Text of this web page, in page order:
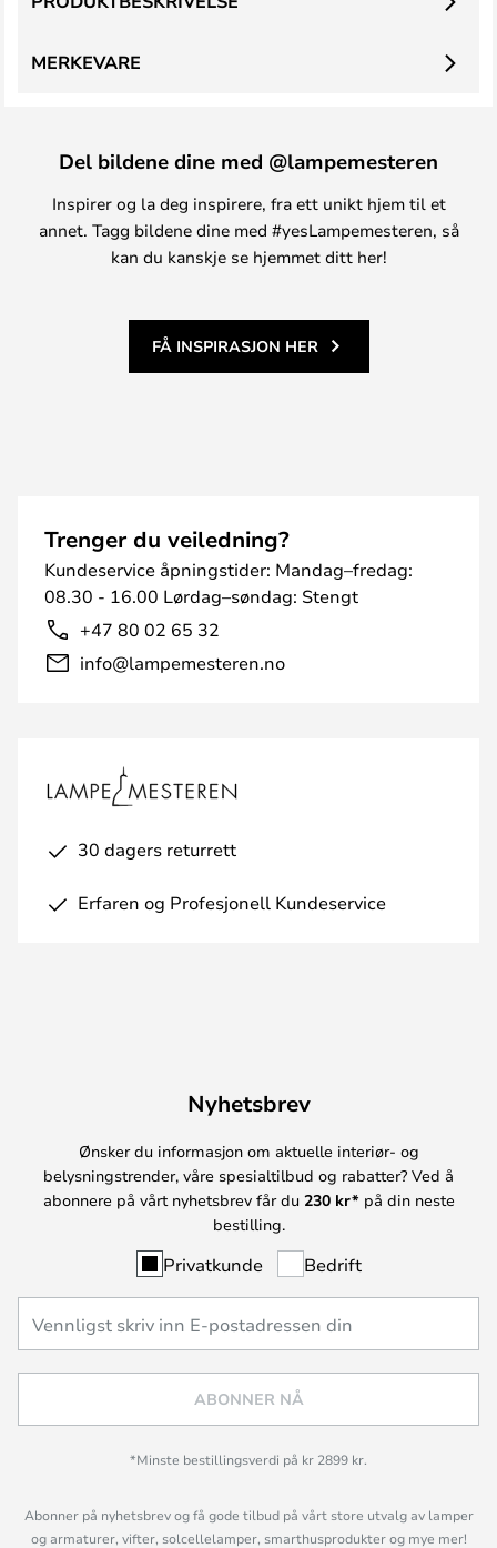
MERKEVARE
Del bildene dine med @lampemesteren
Inspirer og la deg inspirere, fra ett unikt hjem til et
annet. Tagg bildene dine med #yesLampemesteren, så
kan du kanskje se hjemmet ditt her!
FÅ INSPIRASJON HER
Trenger du veiledning?
Kundeservice åpningstider: Mandag–fredag:
08.30 - 16.00 Lørdag–søndag: Stengt
+47 80 02 65 32
info@lampemesteren.no
30 dagers returrett
Erfaren og Profesjonell Kundeservice
Nyhetsbrev
Ønsker du informasjon om aktuelle interiør- og
belysningstrender, våre spesialtilbud og rabatter? Ved å
abonnere på vårt nyhetsbrev får du 230 kr* på din neste
bestilling.
Privatkunde Bedrift
ABONNER NÅ
*Minste bestillingsverdi på kr 2899 kr.
Abonner på nyhetsbrev og få gode tilbud på vårt store utvalg av lamper
og armaturer, vifter, solcellelamper, smarthusprodukter og mye mer!